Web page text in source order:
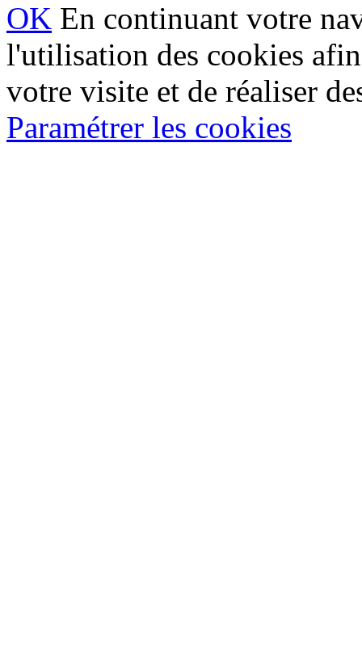
OK En continuant votre
l'utilisation des cookies
votre visite et de réaliser
Paramétrer les cookies